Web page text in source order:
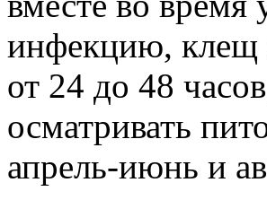
инфекцию, клещ
от 24 до 48
осматривать
апрель-июнь и